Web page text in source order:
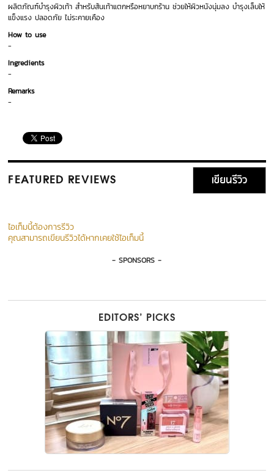
ผลิตภัณฑ์บำรุงผิวเท้า สำหรับส้นเท้าแตกหรือหยาบกร้าน ช่วยให้ผิวหนังนุ่มลง บำรุงเล็บให้
แข็งแรง ปลอดภัย ไม่ระคายเคือง
How to use
-
Ingredients
-
Remarks
-
FEATURED REVIEWS เขียนรีวิว
ไอเท็มนี้ต้องการรีวิว
คุณสามารถเขียนรีวิวได้หากเคยใช้ไอเท็มนี้
- SPONSORS -
EDITORS’ PICKS